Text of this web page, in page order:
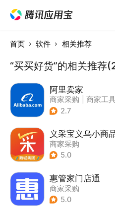
首页 软件 相关推荐
“买买好货”的相关推荐
阿里卖家
商家采购
商家工
2.7
商家采购
5.0
惠管家门店通
商家采购
5.0